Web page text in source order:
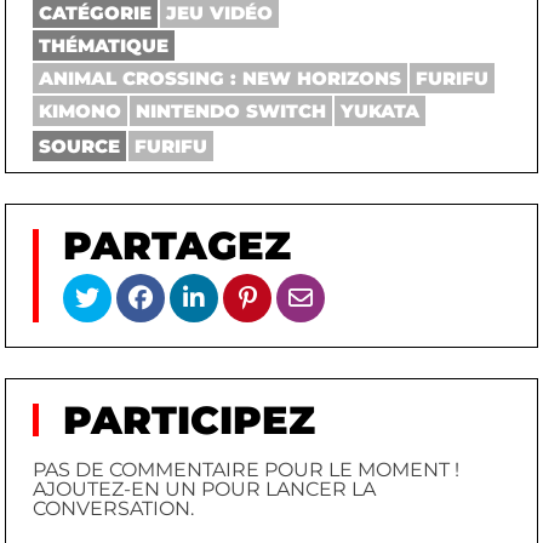
CATÉGORIE
JEU VIDÉO
THÉMATIQUE
ANIMAL CROSSING : NEW HORIZONS
FURIFU
KIMONO
NINTENDO SWITCH
YUKATA
SOURCE
FURIFU
PARTAGEZ
PARTICIPEZ
PAS DE COMMENTAIRE POUR LE MOMENT !
AJOUTEZ-EN UN POUR LANCER LA
CONVERSATION.